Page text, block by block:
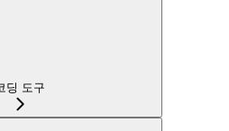
딩 도구